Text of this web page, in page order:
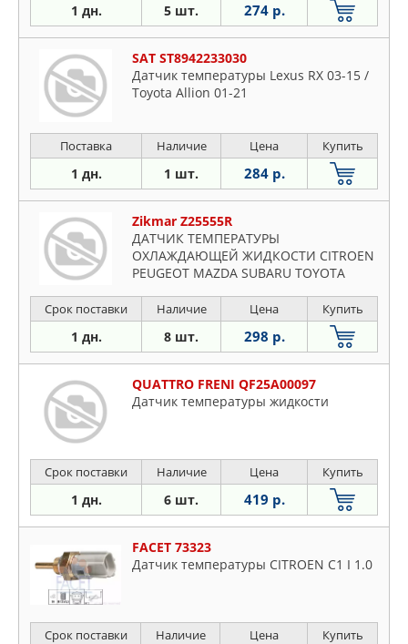
1 дн. 5 шт. 274 р.
SAT ST8942233030
Датчик температуры Lexus RX 03-15 /
Toyota Allion 01-21
Поставка Наличие Цена Купить
1 дн. 1 шт. 284 р.
Zikmar Z25555R
ДАТЧИК ТЕМПЕРАТУРЫ
ОХЛАЖДАЮЩЕЙ ЖИДКОСТИ CITROEN
PEUGEOT MAZDA SUBARU TOYOTA
Срок поставки Наличие Цена Купить
1 дн. 8 шт. 298 р.
QUATTRO FRENI QF25A00097
Датчик температуры жидкости
Срок поставки Наличие Цена Купить
1 дн. 6 шт. 419 р.
FACET 73323
Датчик температуры CITROEN C1 I 1.0
Срок поставки Наличие Цена Купить